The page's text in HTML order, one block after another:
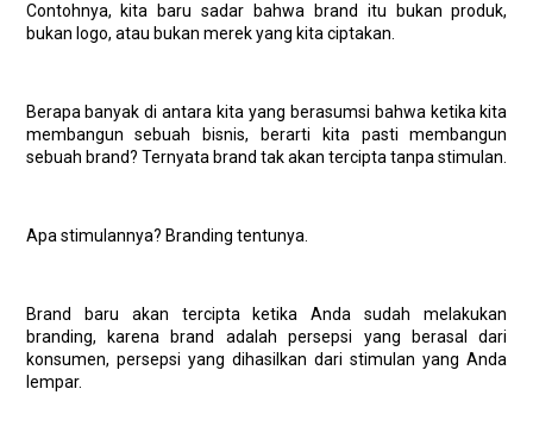
Contohnya, kita baru sadar bahwa brand itu bukan produk,
bukan logo, atau bukan merek yang kita ciptakan.
Berapa banyak di antara kita yang berasumsi bahwa ketika kita
membangun sebuah bisnis, berarti kita pasti membangun
sebuah brand? Ternyata brand tak akan tercipta tanpa stimulan.
Apa stimulannya? Branding tentunya.
Brand baru akan tercipta ketika Anda sudah melakukan
branding, karena brand adalah persepsi yang berasal dari
konsumen, persepsi yang dihasilkan dari stimulan yang Anda
lempar.